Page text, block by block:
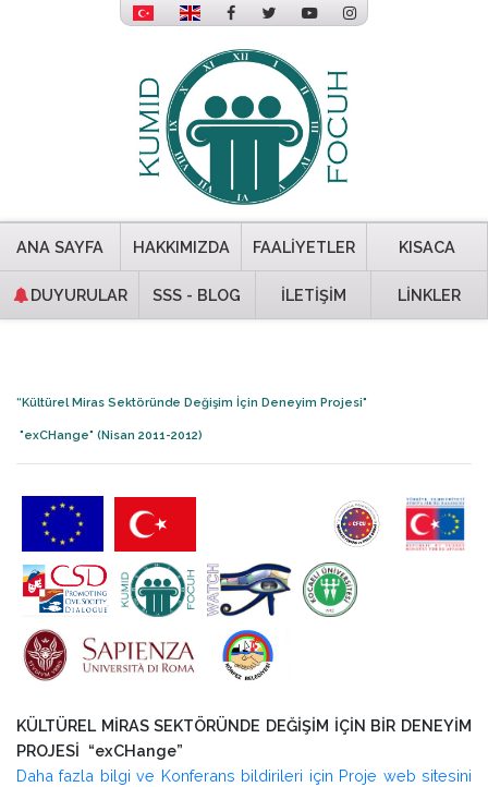
ANA SAYFA HAKKIMIZDA FAALİYETLER KISACA
DUYURULAR SSS - BLOG İLETİŞİM LİNKLER
“Kültürel Miras Sektöründe Değişim İçin Deneyim Projesi"
"exCHange" (Nisan 2011-2012)
KÜLTÜREL MİRAS SEKTÖRÜNDE DEĞİŞİM İÇİN BİR DENEYİM
PROJESİ “exCHange”
Daha fazla bilgi ve Konferans bildirileri için Proje web sitesini